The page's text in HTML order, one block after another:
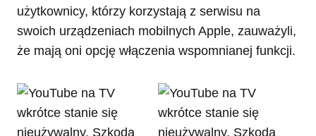
użytkownicy, którzy korzystają z serwisu na
swoich urządzeniach mobilnych Apple, zauważyli,
że mają oni opcję włączenia wspomnianej funkcji.